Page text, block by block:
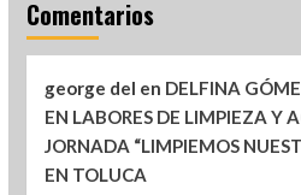
Comentarios
george del en DELFINA
EN LABORES DE LIMPIEZA Y
JORNADA “LIMPIEMOS
EN TOLUCA